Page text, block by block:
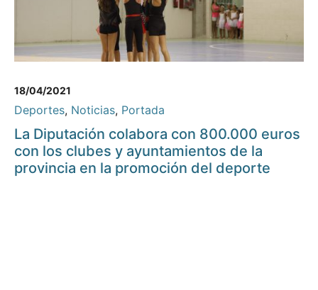
18/04/2021
Deportes, Noticias, Portada
La Diputación colabora con 800.000 euros
con los clubes y ayuntamientos de la
provincia en la promoción del deporte